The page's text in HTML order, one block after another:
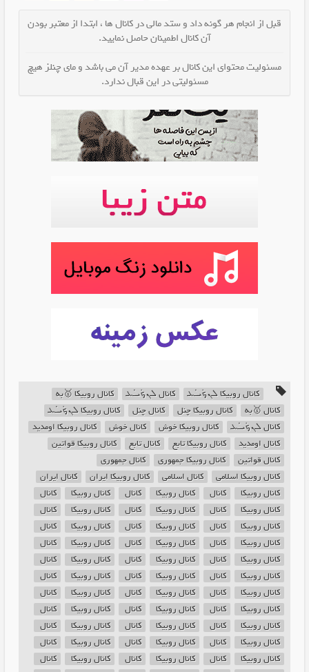
قبل از انجام هر گونه داد و ستد مالی در کانال ها ، ابتدا از معتبر بودن
آن کانال اطمینان حاصل نمایید.
مسئولیت محتوای این کانال بر عهده مدیر آن می باشد و مای چنلز هیچ
مسئولیتی در این قبال ندارد.
کانال روبیکا ܠܢ̣ܟܿܝ̇ߺܥ‌ کانال ܠܢ̣ܟܿܝ̇ߺܥ‌
کانال روبیکا 🥇به
کانال 🥇به
کانال روبیکا چنل کانال چنل
کانال روبیکا ܠܢ̣ܟܿܝ̇ߺܥ‌
کانال ܠܢ̣ܟܿܝ̇ߺܥ‌
کانال روبیکا خوش کانال خوش
کانال روبیکا اومدید
کانال اومدید
کانال روبیکا تابع کانال تابع
کانال روبیکا قواتین
کانال قواتین
کانال روبیکا جمهوری
کانال جمهوری
کانال روبیکا اسلامی
کانال اسلامی کانال روبیکا ایران
کانال ایران
کانال روبیکا ‌
کانال ‌ کانال روبیکا ‌ کانال ‌ کانال روبیکا ‌
کانال ‌
کانال روبیکا ‌
کانال ‌ کانال روبیکا ‌ کانال ‌ کانال روبیکا ‌
کانال ‌
کانال روبیکا ‌
کانال ‌ کانال روبیکا ‌ کانال ‌ کانال روبیکا ‌
کانال ‌
کانال روبیکا ‌
کانال ‌ کانال روبیکا ‌ کانال ‌ کانال روبیکا ‌
کانال ‌
کانال روبیکا ‌
کانال ‌ کانال روبیکا ‌ کانال ‌ کانال روبیکا ‌
کانال ‌
کانال روبیکا ‌
کانال ‌ کانال روبیکا ‌ کانال ‌ کانال روبیکا ‌
کانال ‌
کانال روبیکا ‌
کانال ‌ کانال روبیکا ‌ کانال ‌ کانال روبیکا ‌
کانال ‌
کانال روبیکا ‌
کانال ‌ کانال روبیکا ‌ کانال ‌ کانال روبیکا ‌
کانال ‌
کانال روبیکا ‌
کانال ‌ کانال روبیکا ‌ کانال ‌ کانال روبیکا ‌
کانال ‌
کانال روبیکا ‌
کانال ‌ کانال روبیکا ‌ کانال ‌ کانال روبیکا ‌
کانال ‌
کانال روبیکا ‌
کانال ‌ کانال روبیکا ‌ کانال ‌ کانال روبیکا ‌
کانال ‌